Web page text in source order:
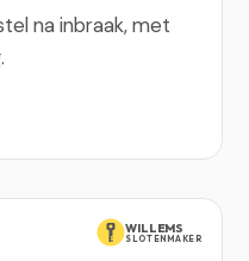
na inbraak, met
WILLEMS
SLOTENMAKER